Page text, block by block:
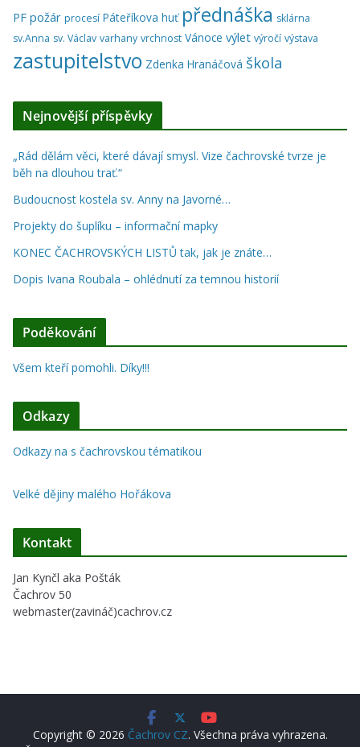
PF požár procesí Páteříkova huť přednáška sklárna
sv.Anna sv. Václav varhany vrchnost Vánoce výlet výročí výstava
zastupitelstvo Zdenka Hranáčová škola
Nejnovější příspěvky
„Rád dělám věci, které dávají smysl. Vize čachrovské tvrze je
běh na dlouhou trať.“
Budoucnost kostela sv. Anny na Javorné…
Projekty do šuplíku – informační mapky
KONEC ČACHROVSKÝCH LISTŮ tak, jak je znáte…
Dopis Ivana Roubala – ohlédnutí za temnou historií
Poděkování
Všem kteří pomohli. Díky!!!
Odkazy
Odkazy na s čachrovskou tématikou
Velké dějiny malého Hořákova
Kontakt
Jan Kynčl aka Pošták
Čachrov 50
webmaster(zavináč)cachrov.cz
Copyright © 2026 Čachrov CZ. Všechna práva vyhrazena.